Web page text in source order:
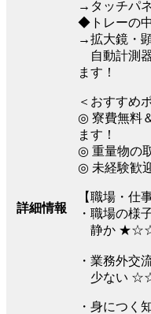
詳細情報
→タッチパ
◆トレーの
→拡大鏡・
自動計測
ます！
＜おすすめ
◎ 寮費無料
ます！
◎ 重量物の
◎ 未経験歓
【職場・仕
・職場の様
静か
・業務外交
少ない
・身につく